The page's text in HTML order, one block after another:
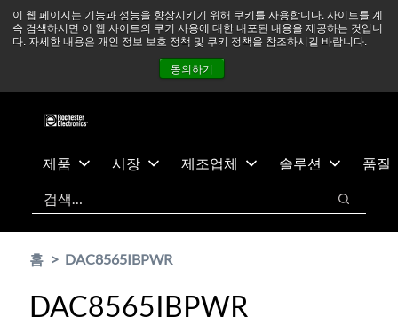
이 웹 페이지는 기능과 성능을 향상시키기 위해 쿠키를 사용합니다. 사이트를 계
속 검색하시면 이 웹 사이트의 쿠키 사용에 대한 내포된 내용을 제공하는 것입니
다. 자세한 내용은 개인 정보 보호 정책 및 쿠키 정책을 참조하시길 바랍니다.
동의하기
츠
건
중동 지역 상황을 지속적으로 주시하고 있으며, 모든 서비스는
정상적으로 운영되고 있습니다. 더 읽어보기 →
뉴스
문의하기
제품 시장 제조업체 솔루션
품질
검색
검색
홈 DAC8565IBPWR
DAC8565IBPWR